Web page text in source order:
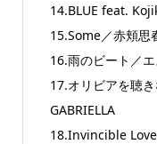
14.BLUE feat.
15.Some／赤頬思
16.雨のビート／
17.オリビアを聴
GABRIELLA
18.Invincible